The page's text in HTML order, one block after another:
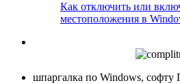
Как отключить или
местоположения в
шпаргалка по Windows,